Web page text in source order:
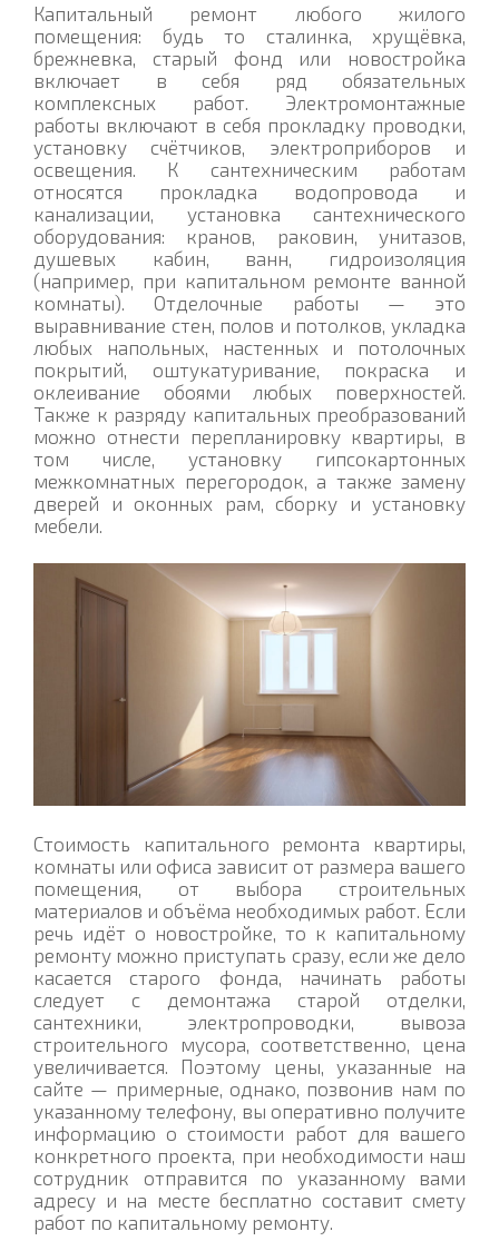
Капитальный ремонт любого жилого
помещения: будь то сталинка, хрущёвка,
брежневка, старый фонд или новостройка
включает в себя ряд обязательных
комплексных работ. Электромонтажные
работы включают в себя прокладку проводки,
установку счётчиков, электроприборов и
освещения. К сантехническим работам
относятся прокладка водопровода и
канализации, установка сантехнического
оборудования: кранов, раковин, унитазов,
душевых кабин, ванн, гидроизоляция
(например, при капитальном ремонте ванной
комнаты). Отделочные работы — это
выравнивание стен, полов и потолков, укладка
любых напольных, настенных и потолочных
покрытий, оштукатуривание, покраска и
оклеивание обоями любых поверхностей.
Также к разряду капитальных преобразований
можно отнести перепланировку квартиры, в
том числе, установку гипсокартонных
межкомнатных перегородок, а также замену
дверей и оконных рам, сборку и установку
мебели.
Стоимость капитального ремонта квартиры,
комнаты или офиса зависит от размера вашего
помещения, от выбора строительных
материалов и объёма необходимых работ. Если
речь идёт о новостройке, то к капитальному
ремонту можно приступать сразу, если же дело
касается старого фонда, начинать работы
следует с демонтажа старой отделки,
сантехники, электропроводки, вывоза
строительного мусора, соответственно, цена
увеличивается. Поэтому цены, указанные на
сайте — примерные, однако, позвонив нам по
указанному телефону, вы оперативно получите
информацию о стоимости работ для вашего
конкретного проекта, при необходимости наш
сотрудник отправится по указанному вами
адресу и на месте бесплатно составит смету
работ по капитальному ремонту.